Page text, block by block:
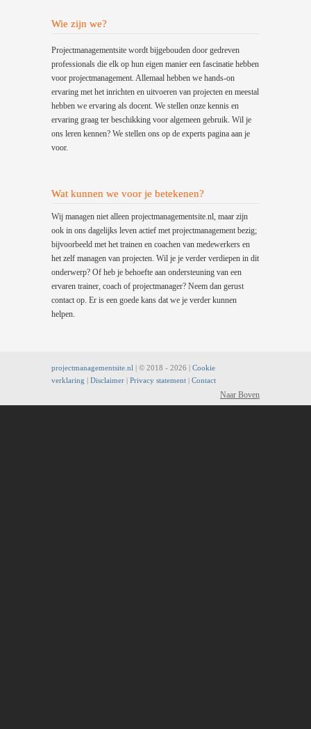
Wie zijn we?
Projectmanagementsite wordt bijgebouden door gedreven
professionals die elk op hun eigen manier een fascinatie hebben
voor projectmanagement. Allemaal hebben we hands-on
ervaring met het inrichten en uitvoeren van projecten en meestal
hebben we ervaring als docent. We stellen onze kennis en
ervaring graag ter beschikking voor algemeen gebruik. Wil je
ons leren kennen? We stellen ons op de experts pagina aan je
voor.
Wat kunnen we voor je betekenen?
Wij managen niet alleen projectmanagementsite.nl, maar zijn
ook in ons dagelijks leven actief met projectmanagement bezig;
bijvoorbeeld met het trainen en coachen van medewerkers en
het zelf managen van projecten. Wil je je verder verdiepen in dit
onderwerp? Of heb je behoefte aan ondersteuning van een
ervaren trainer, coach of projectmanager? Neem dan gerust
contact op. Er is een goede kans dat we je verder kunnen
helpen.
projectmanagementsite.nl | © 2018 - 2026 | Cookie
verklaring | Disclaimer | Privacy statement | Contact
Naar Boven